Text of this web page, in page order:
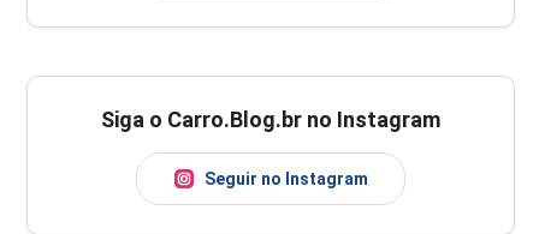
Siga o Carro.Blog.br no Instagram
Seguir no Instagram